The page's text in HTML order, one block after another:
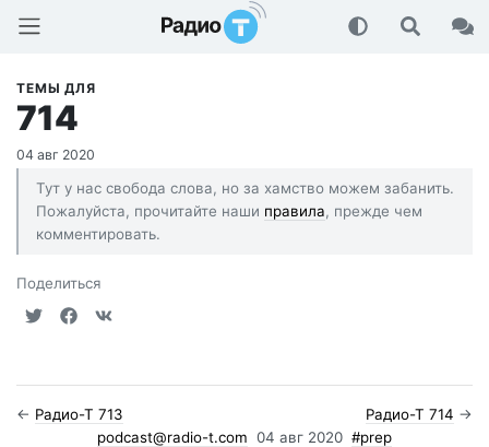
Радио-Т Подкаст
ТЕМЫ ДЛЯ
714
04 авг 2020
Тут у нас свобода слова, но за хамство можем забанить.
Пожалуйста, прочитайте наши правила, прежде чем
комментировать.
Поделиться
← Радио-Т 713 Радио-Т 714 →
podcast@radio-t.com 04 авг 2020 #prep